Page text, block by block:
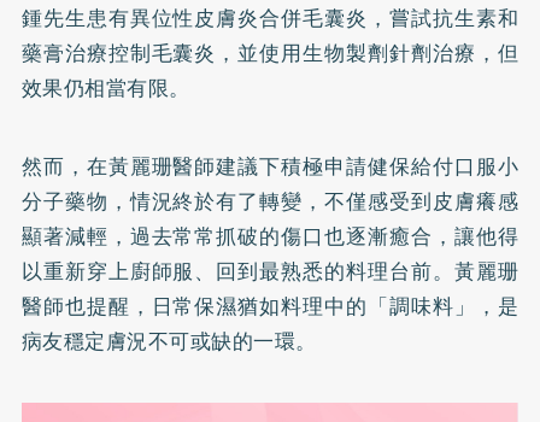
鍾先生患有異位性皮膚炎合併毛囊炎，嘗試抗生素和
藥膏治療控制毛囊炎，並使用生物製劑針劑治療，但
效果仍相當有限。
然而，在黃麗珊醫師建議下積極申請健保給付口服小
分子藥物，情況終於有了轉變，不僅感受到皮膚癢感
顯著減輕，過去常常抓破的傷口也逐漸癒合，讓他得
以重新穿上廚師服、回到最熟悉的料理台前。黃麗珊
醫師也提醒，日常保濕猶如料理中的「調味料」，是
病友穩定膚況不可或缺的一環。